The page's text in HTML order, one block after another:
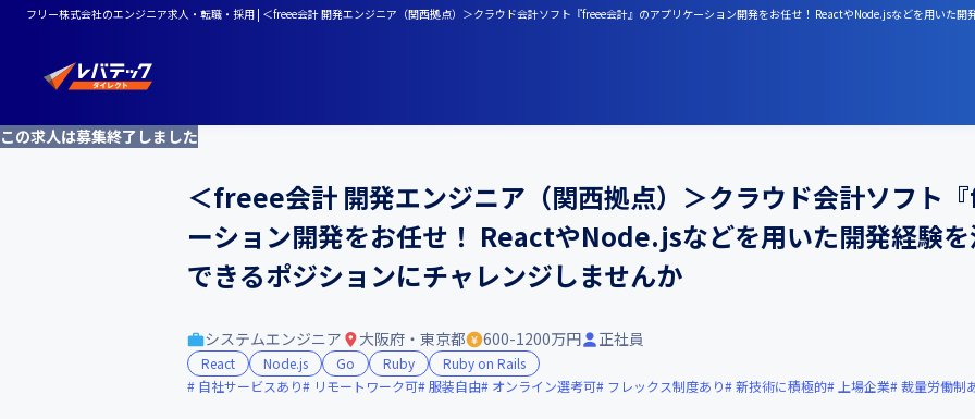
フリー株式会社のエンジニア求人・転職・採用 | ＜freee会計 開発エンジニア（関西拠点）＞クラウド会計ソフト『freee会計』のアプリケーション開発をお任せ！ ReactやNode.jsなどを用いた
この求人は募集終了しました
＜freee会計 開発エンジニア（関西拠点）＞クラウド会計ソフト
ーション開発をお任せ！ ReactやNode.jsなどを用いた開発経験
できるポジションにチャレンジしませんか
システムエンジニア 大阪府・東京都 600-1200万円 正社員
React Node.js Go Ruby
Ruby on Rails
自社サービスあり
リモートワーク可 服装自由 オンライン選考可 フレックス制度あり 新技術に積極的 上場企業 裁量労働制